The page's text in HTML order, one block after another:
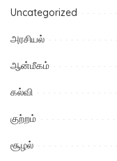
Uncategorized
அரசியல்
ஆன்மீகம்
கல்வி
குற்றம்
சூழல்